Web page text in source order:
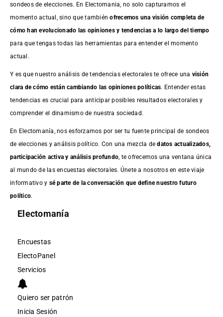
sondeos de elecciones. En Electomania, no solo capturamos el
momento actual, sino que tambiénofrecemos una visión completa de
cómo han evolucionado las opiniones y tendencias a lo largo del tiempo
para que tengas todas las herramientas para entender el momento
actual.
Y es que nuestro análisis de tendencias electorales te ofrece una visión
clara de cómo están cambiando las opiniones políticas. Entender estas
tendencias es crucial para anticipar posibles resultados electorales y
comprender el dinamismo de nuestra sociedad.
En Electomanía, nos esforzamos por ser tu fuente principal de sondeos
de elecciones y análisis político. Con una mezcla dedatos actualizados,
participación activa y análisis profundo , te ofrecemos una ventana única
al mundo de las encuestas electorales. Únete a nosotros en este viaje
informativo y sé parte de la conversación que define nuestro futuro
político.
Electomanía
Encuestas
ElectoPanel
Servicios
Quiero ser patrón
Inicia Sesión